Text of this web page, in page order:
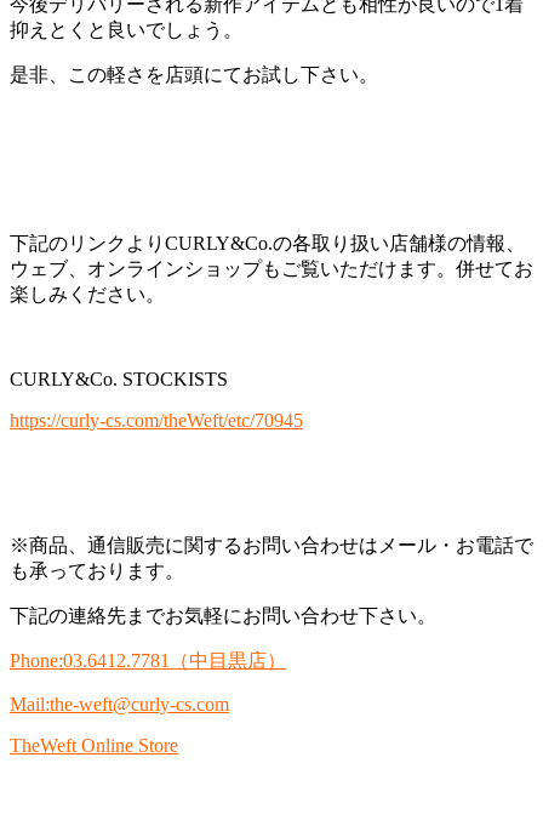
今後デリバリーされる新作アイテムとも相性が良いので1着
抑えとくと良いでしょう。
是非、この軽さを店頭にてお試し下さい。
下記のリンクよりCURLY&Co.の各取り扱い店舗様の情報、
ウェブ、オンラインショップもご覧いただけます。併せてお
楽しみください。
CURLY&Co. STOCKISTS
https://curly-cs.com/theWeft/etc/70945
※商品、通信販売に関するお問い合わせはメール・お電話で
も承っております。
下記の連絡先までお気軽にお問い合わせ下さい。
Phone:03.6412.7781 （中目黒店）
Mail:the-weft@curly-cs.com
TheWeft Online Store